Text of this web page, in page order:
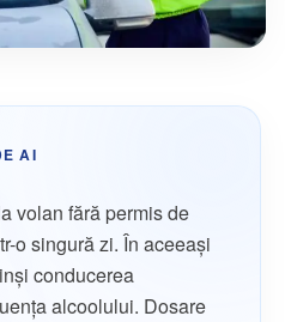
AI
volan fără permis de
o singură zi. În aceeași
conducerea
alcoolului. Dosare